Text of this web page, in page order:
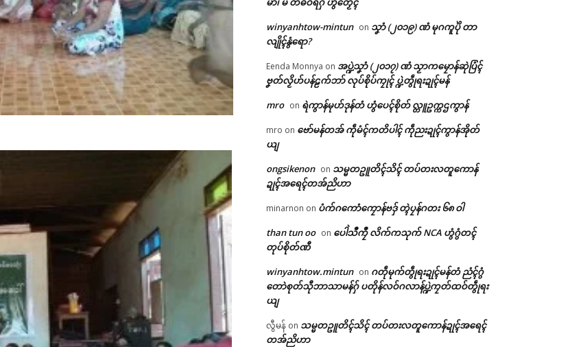
winyanhtow-mintun on သၞာံ (၂၀၁၉) ဏံ မုဂကူပိုဲ တာ
လျိုၚ်နွံရော?
Eenda Monnya on အပ္ဍဲသၞာံ (၂၀၁၇) ဏံ သၟာကမၠောန်ဆုဲပြံၚ်
ဗၞတ်လၟိဟ်ပန်ဠက်ဘာ် လုပ်စိုပ်ကၠုၚ် ပ္ဍဲတွဵုရးဍုၚ်မန်
mro on ရဲကွာန်မုဟ်ဒုန်တံ ဟွံပေၚ်စိုတ် လ္တူဥက္ကဌကွာန်
mro on ဗော်မန်တအ် ကဵုမံၚ်ကတိပါၚ် ကဵုညးဍုၚ်ကွာန်အိုတ်
ယျ
ongsikenon on သမ္မတဥူတိၚ်သိၚ် တပ်တးလတူကောန်
ဍုၚ်အရေၚ်တအ်ညိဟာ
minarnon on ပံက်ဂကောံကၠောန်ဗဒှ် တ္ၚဲပၠန်ဂတး ၆၈ ဝါ
than tun oo on ပေါဲသဳကၠဳ လိက်ကသုက် NCA ဟွံဂွံတၚ်
တုပ်စိုတ်ဏီ
winyanhtow.mintun on ဂတဵုမုက်တွဵုရးဍုၚ်မန်တံ ညံၚ်ဂွံ
တောဲစုတ်သီုဘာသာမန်ဂှ် ပတိုန်လဝ်ဂလာန်ပ္ဍဲကၠတ်ထဝ်တွဵုရး
ယျ
လွီမန် on သမ္မတဥူတိၚ်သိၚ် တပ်တးလတူကောန်ဍုၚ်အရေၚ်
တအ်ညိဟာ